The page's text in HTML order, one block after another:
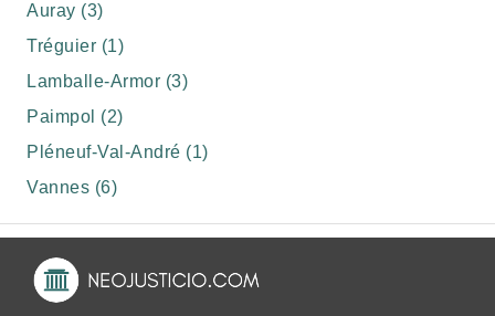
Auray (3)
Tréguier (1)
Lamballe-Armor (3)
Paimpol (2)
Pléneuf-Val-André (1)
Vannes (6)